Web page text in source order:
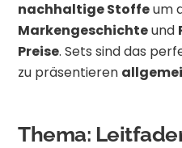
nachhaltige Stoffeum
Markengeschichteund
Preise. Sets sind das
zu präsentieren
Thema: